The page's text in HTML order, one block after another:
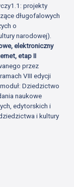
projekty
długofalowych
o
narodowej).
elektroniczny
etap II
przez
VIII edycji
Dziedzictwo
naukowe
edytorskich i
i kultury